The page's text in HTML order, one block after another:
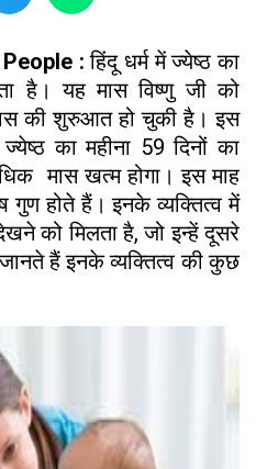
:हिंदू धर्म में ज्येष्ठ का
है। यह मास विष्णु जी को
की शुरुआत हो चुकी है। इस
का महीना 59 दिनों का
मास खत्म होगा। इस माह
गुण होते हैं। इनके व्यक्तित्व में
को मिलता है, जो इन्हें दूसरे
हैं इनके व्यक्तित्व की कुछ